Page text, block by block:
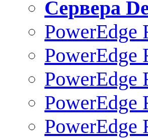
Сервера
PowerEdge
PowerEdge
PowerEdge
PowerEdge
PowerEdge